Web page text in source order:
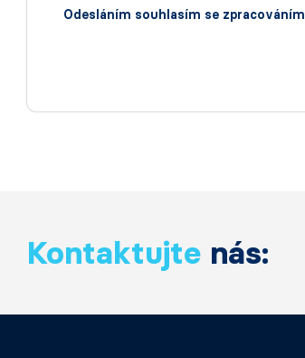
Odesláním souhlasím se zpracováním
Kontaktujte nás: